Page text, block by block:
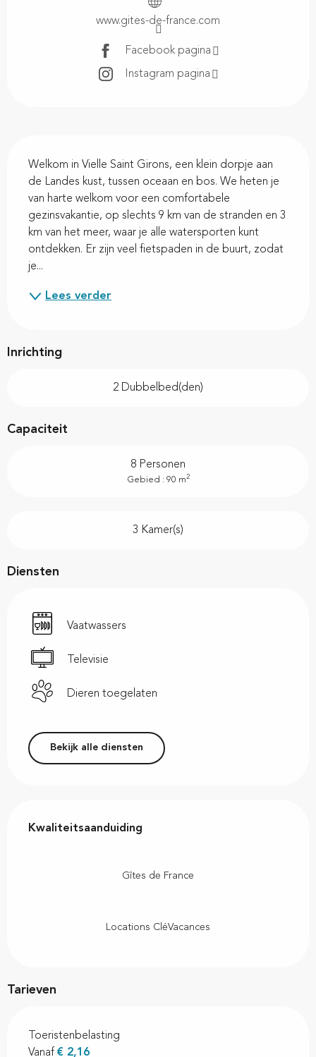
www.gites-de-france.com
Facebook pagina
Instagram pagina
Welkom in Vielle Saint Girons, een klein dorpje aan
de Landes kust, tussen oceaan en bos. We heten je
van harte welkom voor een comfortabele
gezinsvakantie, op slechts 9 km van de stranden en 3
km van het meer, waar je alle watersporten kunt
ontdekken. Er zijn veel fietspaden in de buurt, zodat
je...
Lees verder
Inrichting
2 Dubbelbed(den)
Capaciteit
8 Personen
Gebied : 90 m 2
3 Kamer(s)
Diensten
Vaatwassers
Televisie
Dieren toegelaten
Bekijk alle diensten
Kwaliteitsaanduiding
Kwaliteitsaanduiding
Gîtes de France
Locations CléVacances
Tarieven
Toeristenbelasting
Vanaf € 2,16